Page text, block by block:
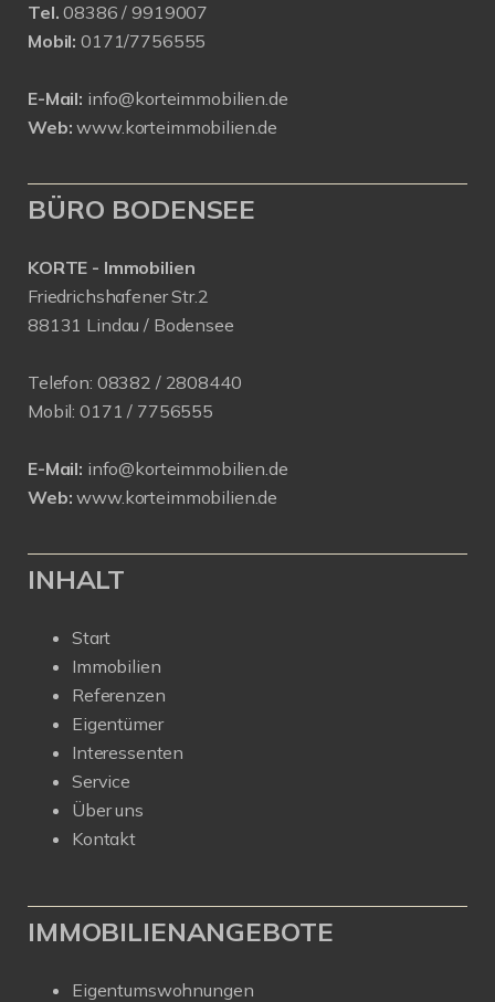
Tel. 08386 / 9919007
Mobil: 0171/7756555
E-Mail: info@korteimmobilien.de
Web: www.korteimmobilien.de
BÜRO BODENSEE
KORTE - Immobilien
Friedrichshafener Str.2
88131 Lindau / Bodensee
Telefon: 08382 / 2808440
Mobil: 0171 / 7756555
E-Mail: info@korteimmobilien.de
Web: www.korteimmobilien.de
INHALT
Start
Immobilien
Referenzen
Eigentümer
Interessenten
Service
Über uns
Kontakt
IMMOBILIENANGEBOTE
Eigentumswohnungen